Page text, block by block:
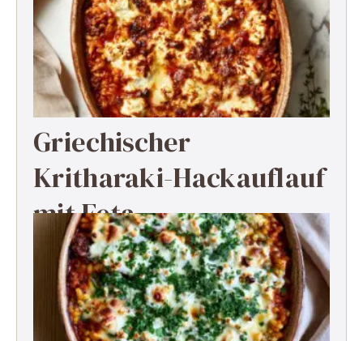
Griechischer
Kritharaki-Hackauflauf
mit Feta